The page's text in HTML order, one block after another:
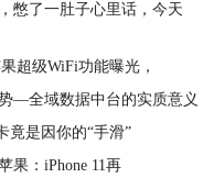
憋了一肚子心里话，今天
超级WiFi功能曝光，
—全域数据中台的实质意义
竟是因你的“手滑”
果：iPhone 11再